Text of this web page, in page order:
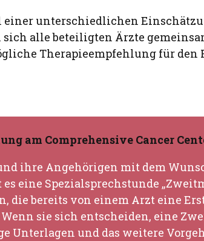
einer unterschiedlichen
alle beteiligten Ärzte
Therapieempfehlung für den
am Comprehensive Cancer
ihre Angehörigen mit dem
es eine Spezialsprechstunde
die bereits von einem Arzt eine
sie sich entscheiden, eine
Unterlagen und das weitere